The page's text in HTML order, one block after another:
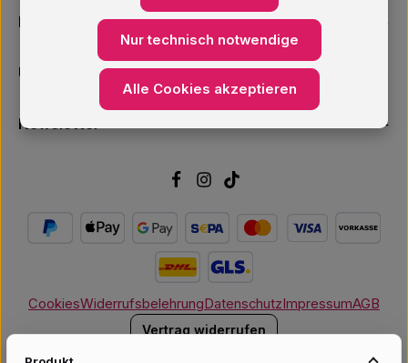
Informationen
Unsere Services
Newsletter
CookiesWiderrufsbelehrungDatenschutzImpressumAGB
Vertrag widerrufen
Nur technisch notwendige
Alle Cookies akzeptieren